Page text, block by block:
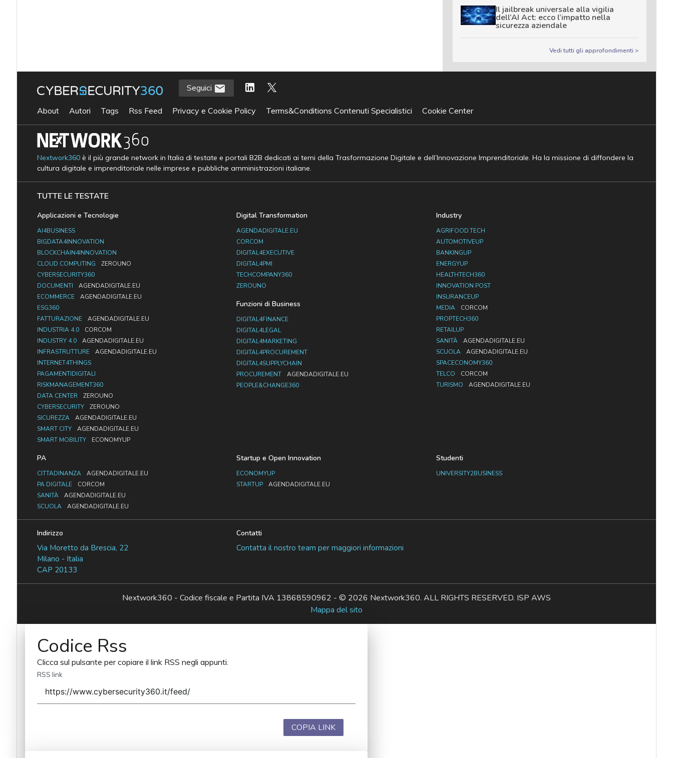
Il jailbreak universale alla vigilia
dell’AI Act: ecco l’impatto nella
sicurezza aziendale
Vedi tutti gli approfondimenti >
Seguici
About Autori Tags Rss Feed Privacy e Cookie Policy Terms&Conditions Contenuti Specialistici Cookie Center
Nextwork360è il più grande network in Italia di testate e portali B2B dedicati ai temi della Trasformazione Digitale e dell’Innovazione Imprenditoriale. Ha la missione di diffondere la
cultura digitale e imprenditoriale nelle imprese e pubbliche amministrazioni italiane.
TUTTE LE TESTATE
Applicazioni e Tecnologie
AI4BUSINESS
BIGDATA4INNOVATION
BLOCKCHAIN4INNOVATION
CLOUD COMPUTING
ZEROUNO
CYBERSECURITY360
DOCUMENTI
AGENDADIGITALE.EU
ECOMMERCE
AGENDADIGITALE.EU
ESG360
FATTURAZIONE
AGENDADIGITALE.EU
INDUSTRIA 4.0
CORCOM
INDUSTRY 4.0
AGENDADIGITALE.EU
INFRASTRUTTURE
AGENDADIGITALE.EU
INTERNET4THINGS
PAGAMENTIDIGITALI
RISKMANAGEMENT360
DATA CENTER
ZEROUNO
CYBERSECURITY
ZEROUNO
SICUREZZA
AGENDADIGITALE.EU
SMART CITY
AGENDADIGITALE.EU
SMART MOBILITY
ECONOMYUP
Digital Transformation
AGENDADIGITALE.EU
CORCOM
DIGITAL4EXECUTIVE
DIGITAL4PMI
TECHCOMPANY360
ZEROUNO
Funzioni di Business
DIGITAL4FINANCE
DIGITAL4LEGAL
DIGITAL4MARKETING
DIGITAL4PROCUREMENT
DIGITAL4SUPPLYCHAIN
PROCUREMENT
AGENDADIGITALE.EU
PEOPLE&CHANGE360
Industry
AGRIFOOD.TECH
AUTOMOTIVEUP
BANKINGUP
ENERGYUP
HEALTHTECH360
INNOVATION POST
INSURANCEUP
MEDIA
CORCOM
PROPTECH360
RETAILUP
SANITÀ
AGENDADIGITALE.EU
SCUOLA
AGENDADIGITALE.EU
SPACECONOMY360
TELCO
CORCOM
TURISMO
AGENDADIGITALE.EU
PA
CITTADINANZA
AGENDADIGITALE.EU
PA DIGITALE
CORCOM
SANITÀ
AGENDADIGITALE.EU
SCUOLA
AGENDADIGITALE.EU
Startup e Open Innovation
ECONOMYUP
STARTUP
AGENDADIGITALE.EU
Studenti
UNIVERSITY2BUSINESS
Indirizzo
Via Moretto da Brescia, 22
Milano - Italia
CAP 20133
Contatti
Contatta il nostro team per maggiori informazioni
Nextwork360 - Codice fiscale e Partita IVA 13868590962 - © 2026 Nextwork360. ALL RIGHTS RESERVED. ISP AWS
Mappa del sito
Codice Rss
Clicca sul pulsante per copiare il link RSS negli appunti.
RSS link
COPIA LINK